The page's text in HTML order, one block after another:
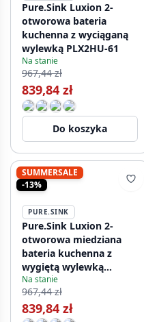
Pure.Sink Luxion 2-
otworowa bateria
kuchenna z wyciąganą
wylewką PLX2HU-61
Na stanie
967,44 zł
839,84 zł
Do koszyka
SUMMERSALE
-13%
PURE.SINK
Pure.Sink Luxion 2-
otworowa miedziana
bateria kuchenna z
wygiętą wylewką
PLX2HU-62
Na stanie
967,44 zł
839,84 zł